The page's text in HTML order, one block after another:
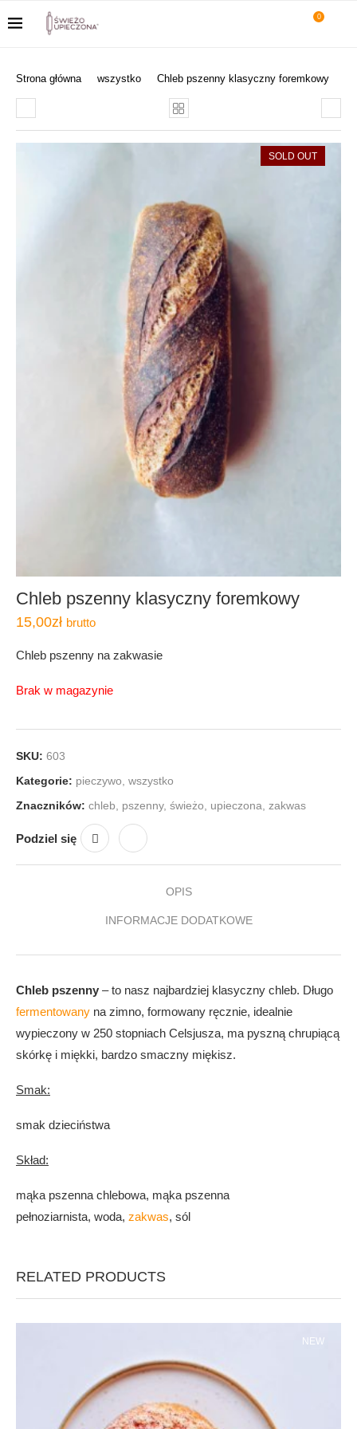
0
Strona główna wszystko Chleb pszenny klasyczny foremkowy
SOLD OUT
Chleb pszenny klasyczny foremkowy
15,00zł brutto
Chleb pszenny na zakwasie
Brak w magazynie
SKU: 603
Kategorie: pieczywo wszystko
Znaczników: chleb pszenny, świeżo upieczona zakwas
Podziel się
OPIS
INFORMACJE DODATKOWE
Chleb pszenny – to nasz najbardziej klasyczny chleb. Długo
fermentowany na zimno, formowany ręcznie, idealnie
wypieczony w 250 stopniach Celsjusza, ma pyszną chrupiącą
skórkę i miękki, bardzo smaczny miękisz.
Smak:
smak dzieciństwa
Skład:
mąka pszenna chlebowa, mąka pszenna
pełnoziarnista, woda, zakwas, sól
RELATED PRODUCTS
NEW